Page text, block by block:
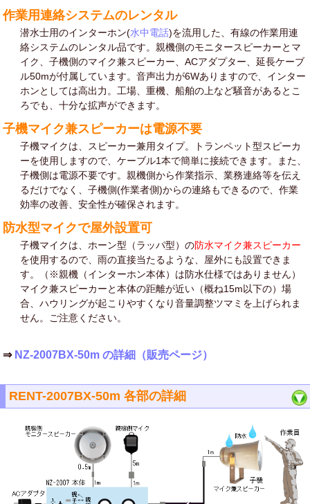
作業用連絡システムのレンタル
潜水士用のインターホン(水中電話)を流用した、有線の作業用連
絡システムのレンタル品です。親機側のモニタースピーカーとマ
イク、子機側のマイク兼スピーカー、ACアダプター、延長ケーブ
ル50mが付属しています。音声出力が6Wありますので、インター
ホンとしては高出力。工場、重機、船舶の上など騒音があるとこ
ろでも、十分な拡声ができます。
子機マイク兼スピーカーは電源不要
子機マイクは、スピーカー兼用タイプ。トランペット型スピーカ
ーを使用しますので、ケーブル1本で簡単に接続できます。また、
子機側は電源不要です。親機側から作業指示、業務連絡等を伝え
るだけでなく、子機側(作業者側)からの連絡もできるので、作業
効率の改善、安全性が確保されます。
防水型マイクで屋外設置可
子機マイクは、ホーン型（ラッパ型）の防水マイク兼スピーカー
を使用するので、雨の直接当たるような、屋外にも設置できま
す。（※親機（インターホン本体）は防水仕様ではありません）
マイク兼スピーカーと本体の距離が近い（概ね15m以下の）場
合、ハウリングが起こりやすくなり音量調整ツマミを上げられま
せん。ご注意ください。
⇒ NZ-2007BX-50m の詳細（販売ページ）
RENT-2007BX-50m 各部の詳細